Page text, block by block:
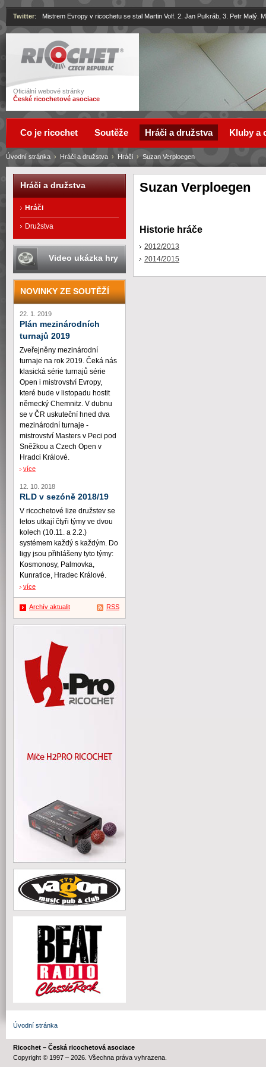
Ricochet
Oficiální webové stránky
České ricochetové asociace
Twitter: Mistrem Evropy v ricochetu se stal Martin Volf. 2. Jan Pulkráb, 3. Petr Malý.
Suzan Verploegen
Historie hráče
2012/2013
2014/2015
Úvodní stránka › Hráči a družstva › Hráči › Suzan Verploegen
Co je ricochet Soutěže Hráči a družstva Kluby a
Hráči a družstva
Hráči
Družstva
Video ukázka hry
NOVINKY ZE SOUTĚŽÍ
22. 1. 2019
Plán mezinárodních
turnajů 2019
Zveřejněny mezinárodní
turnaje na rok 2019. Čeká nás
klasická série turnajů série
Open i mistrovství Evropy,
které bude v listopadu hostit
německý Chemnitz. V dubnu
se v ČR uskuteční hned dva
mezinárodní turnaje -
mistrovství Masters v Peci pod
Sněžkou a Czech Open v
Hradci Králové.
více
12. 10. 2018
RLD v sezóně 2018/19
V ricochetové lize družstev se
letos utkají čtyři týmy ve dvou
kolech (10.11. a 2.2.)
systémem každý s každým. Do
ligy jsou přihlášeny tyto týmy:
Kosmonosy, Palmovka,
Kunratice, Hradec Králové.
více
Archív aktualit RSS
Úvodní stránka
Ricochet – Česká ricochetová asociace
Copyright © 1997 – 2026. Všechna práva vyhrazena.